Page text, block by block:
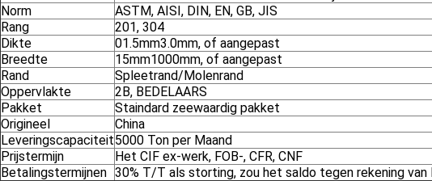
Norm
ASTM, AISI, DIN, EN, GB, JIS
Rang
201, 304
Dikte
01.5mm3.0mm, of aangepast
Breedte
15mm1000mm, of aangepast
Rand
Spleetrand/Molenrand
Oppervlakte
2B, BEDELAARS
Pakket
Staindard zeewaardig pakket
Origineel
China
Leveringscapaciteit5000 Ton per Maand
Prijstermijn
Het CIF ex-werk, FOB-, CFR, CNF
Betalingstermijnen 30% T/T als storting, zou het saldo tegen rekening